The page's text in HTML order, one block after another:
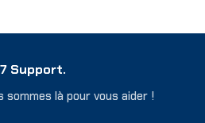
Support.
sommes là pour vous aider !